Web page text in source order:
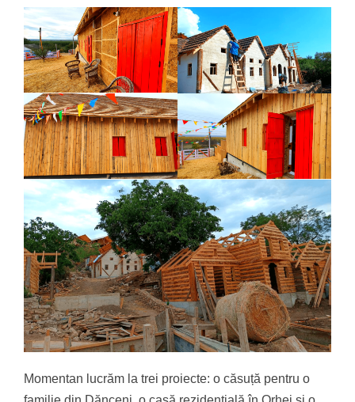
Momentan lucrăm la trei proiecte: o căsuță pentru o